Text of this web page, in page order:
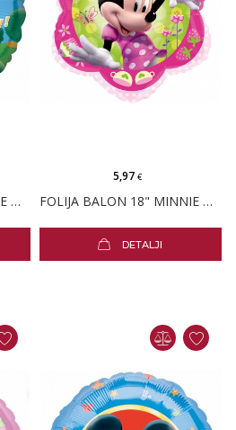
FOLIJA BALON 18" MINNIE MOUSE ROĐENDAN FOLIJA BALON 18" MINNIE MOUSE ROZI CVIJET
5,97 €
DETALJI